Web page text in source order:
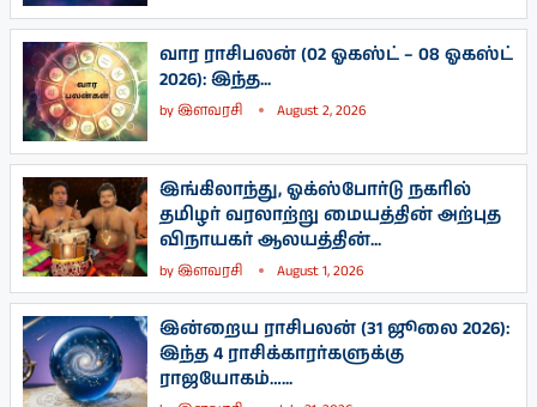
வார ராசிபலன் (02 ஓகஸ்ட் – 08 ஓகஸ்ட்
2026): இந்த...
byஇளவரசி August 2, 2026
இங்கிலாந்து, ஓக்ஸ்போர்டு நகரில்
தமிழர் வரலாற்று மையத்தின் அற்புத
விநாயகர் ஆலயத்தின்...
byஇளவரசி August 1, 2026
இன்றைய ராசிபலன் (31 ஜூலை 2026):
இந்த 4 ராசிக்காரர்களுக்கு
ராஜயோகம்…...